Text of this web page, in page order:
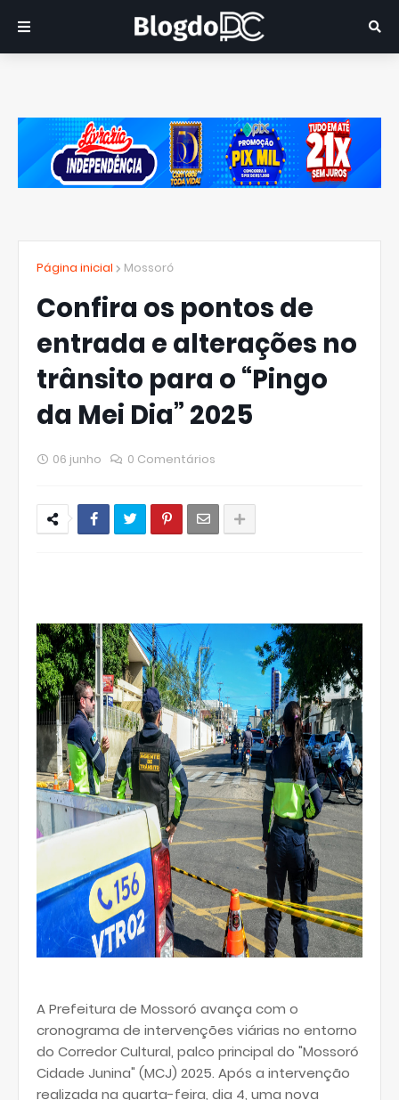
Página inicial Mossoró
Confira os pontos de
entrada e alterações no
trânsito para o “Pingo
da Mei Dia” 2025
06 junho 0 Comentários
A Prefeitura de Mossoró avança com o
cronograma de intervenções viárias no entorno
do Corredor Cultural, palco principal do "Mossoró
Cidade Junina" (MCJ) 2025. Após a intervenção
realizada na quarta-feira, dia 4, uma nova